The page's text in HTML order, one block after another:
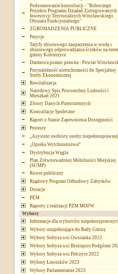
Podsumowanie konsultacji - "Roboczego
Projektu Programu Działań Zintegrowanych
Inwestycji Terytorialnych Wrocławskiego
Obszaru Funkcjonalnego"
ZGROMADZENIA PUBLICZNE
Petycje
Taryfy zbiorowego zaopatrzenia w wodę i
zbiorowego odprowadzania ścieków na
gminy Kobierzyce
Darmowa pomoc prawna - Powiat
Przynależność nieruchomości do Specjalnej
Strefy Ekonomicznej
Rewitalizacja
Narodowy Spis Powszechny Ludności i
Mieszkań 2021
Zbiory Danych Przestrzennych
Konsultacje Społeczne
Raport o Stanie Zapewnienia Dostępności
Protesty
„Asystent osobisty osoby
„Opieka Wytchnieniowa”
Dystrybucja Węgla
Plan Zrównoważonej Mobilności Miejskiej
(SUMP)
Rower publiczny
Rządowy Program Odbudowy Zabytków
Dotacje
PEM
Raporty z realizacji PZM MOFW
Wybory
Informacje dla wyborców
Wybory uzupełniające do Rady Gminy
Wybory Sołtysa wsi Owsianka 2022
Wybory Sołtysa wsi Biskupice Podgórne
Wybory Sołtysa wsi Pełczyce 2022
Wybory Ławników 2023
Wybory Parlamentarne 2023